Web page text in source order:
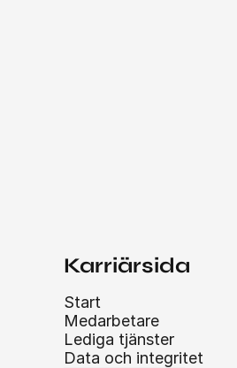
Karriärsida
Start
Medarbetare
Lediga tjänster
Data och integritet